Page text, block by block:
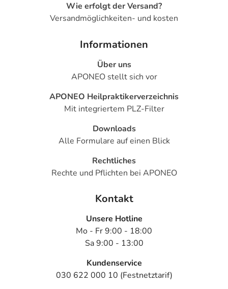
Wie erfolgt der Versand?
Versandmöglichkeiten- und kosten
Informationen
Über uns
APONEO stellt sich vor
APONEO Heilpraktikerverzeichnis
Mit integriertem PLZ-Filter
Downloads
Alle Formulare auf einen Blick
Rechtliches
Rechte und Pflichten bei APONEO
Kontakt
Unsere Hotline
Mo - Fr 9:00 - 18:00
Sa 9:00 - 13:00
Kundenservice
030 622 000 10 (Festnetztarif)